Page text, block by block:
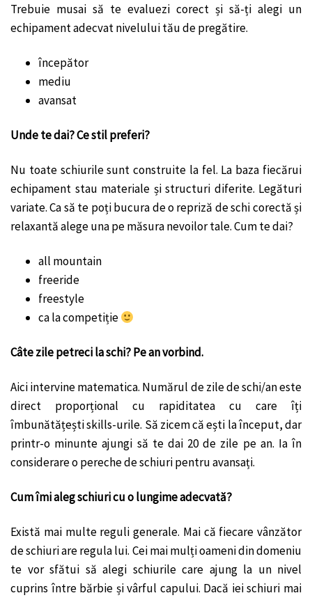
Trebuie musai să te evaluezi corect și să-ți alegi un
echipament adecvat nivelului tău de pregătire.
începător
mediu
avansat
Unde te dai? Ce stil preferi?
Nu toate schiurile sunt construite la fel. La baza fiecărui
echipament stau materiale și structuri diferite. Legături
variate. Ca să te poți bucura de o repriză de schi corectă și
relaxantă alege una pe măsura nevoilor tale. Cum te dai?
all mountain
freeride
freestyle
ca la competiție
Câte zile petreci la schi? Pe an vorbind.
Aici intervine matematica. Numărul de zile de schi/an este
direct proporțional cu rapiditatea cu care îți
îmbunătățești skills-urile. Să zicem că ești la început, dar
printr-o minunte ajungi să te dai 20 de zile pe an. Ia în
considerare o pereche de schiuri pentru avansați.
Cum îmi aleg schiuri cu o lungime adecvată?
Există mai multe reguli generale. Mai că fiecare vânzător
de schiuri are regula lui. Cei mai mulți oameni din domeniu
te vor sfătui să alegi schiurile care ajung la un nivel
cuprins între bărbie și vârful capului. Dacă iei schiuri mai